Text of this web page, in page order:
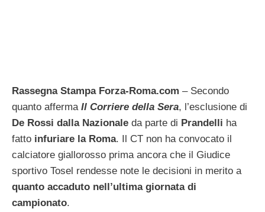
Rassegna Stampa Forza-Roma.com – Secondo
quanto afferma Il Corriere della Sera, l’esclusione di
De Rossi dalla Nazionale da parte di Prandelli ha
fatto infuriare la Roma. Il CT non ha convocato il
calciatore giallorosso prima ancora che il Giudice
sportivo Tosel rendesse note le decisioni in merito a
quanto accaduto nell’ultima giornata di
campionato.